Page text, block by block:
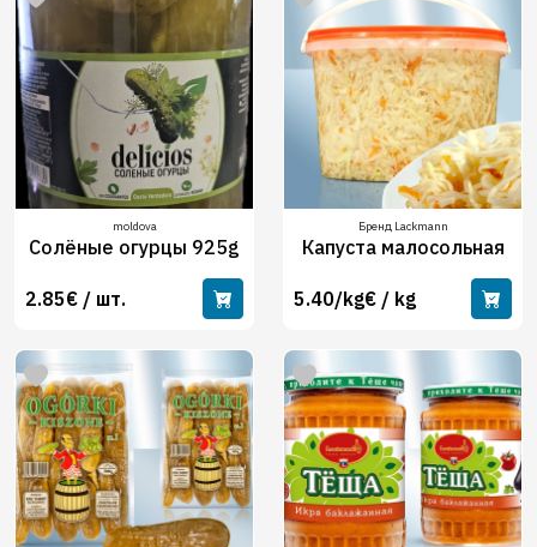
moldova
Солёные огурцы 925g
2.85€ / шт.
Бренд Lackmann
Капуста малосольная
5.40/kg€ / kg